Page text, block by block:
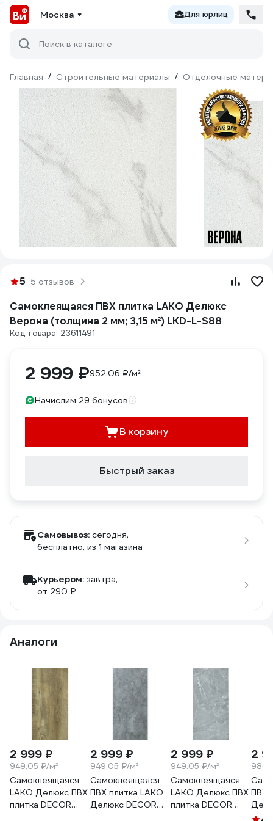
Москва Для юрлиц
Поиск в каталоге
Главная / Строительные материалы / Отделочные
5 5 отзывов
Самоклеящаяся ПВХ плитка LAKO Делюкс
Верона (толщина 2 мм; 3,15 м²) LKD-L-S88
Код товара: 23611491
2 999 ₽952.06 ₽/м²
Начислим 29 бонусов
В корзину
Быстрый заказ
Самовывоз: сегодня,
бесплатно, из 1 магазина
Курьером: завтра,
от 290 ₽
Аналоги
2 999 ₽
949.05 ₽/м²
Самоклеящаяся
LAKO Делюкс ПВХ
плитка DECOR
2 999 ₽
949.05 ₽/м²
Самоклеящаяся
ПВХ плитка LAKO
Делюкс DECOR
2 999 ₽
949.05 ₽/м²
Самоклеящаяся
LAKO Делюкс ПВХ
плитка DECOR
2
ПВХ